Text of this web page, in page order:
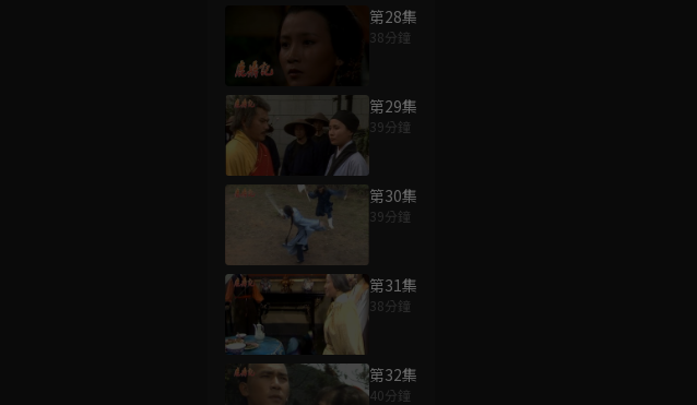
第28集
38分鐘
第29集
39分鐘
第30集
39分鐘
第31集
38分鐘
第32集
40分鐘